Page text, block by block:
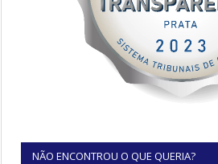
NÃO ENCONTROU O QUE QUERIA?